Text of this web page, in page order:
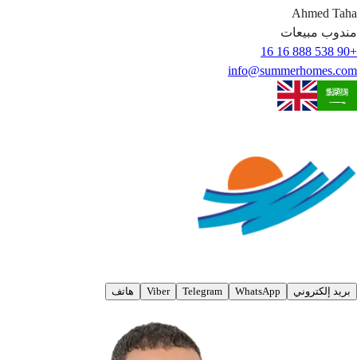
Ahmed Taha
مندوب مبيعات
+90 538 888 16 16
info@summerhomes.com
بريد إلكتروني WhatsApp
Telegram
Viber هاتف